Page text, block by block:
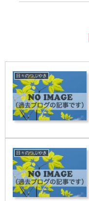
日々のつぶやき
日々のつぶやき